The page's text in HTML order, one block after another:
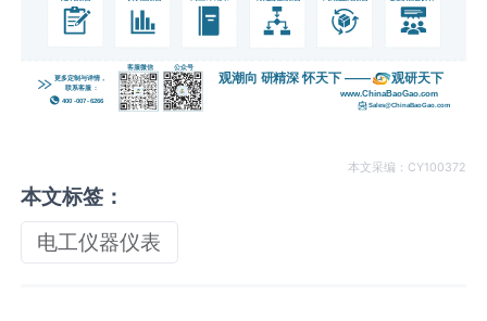
本文采编：CY100372
本文标签：
电工仪器仪表